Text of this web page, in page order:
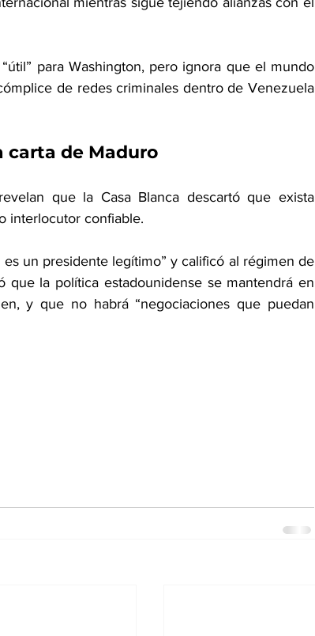
para Washington, pero ignora que el mundo
de redes criminales dentro de Venezuela
carta de Maduro
que la Casa Blanca descartó que exista
interlocutor confiable.
un presidente legítimo” y calificó al régimen de
que la política estadounidense se mantendrá en
y que no habrá “negociaciones que puedan